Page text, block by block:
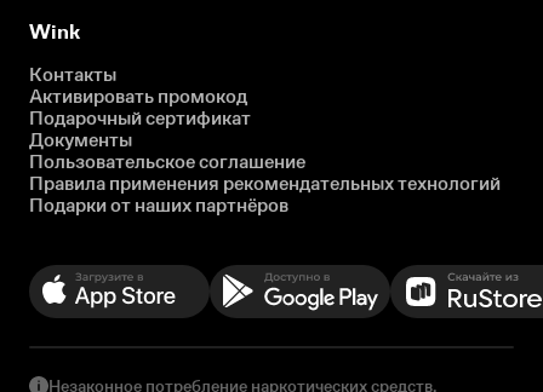
Wink
Контакты
Активировать промокод
Подарочный сертификат
Документы
Пользовательское соглашение
Правила применения рекомендательных технологий
Подарки от наших партнёров
Незаконное потребление наркотических средств,